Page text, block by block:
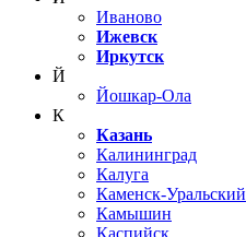
Иваново
Ижевск
Иркутск
Й
Йошкар-Ола
К
Казань
Калининград
Калуга
Каменск-Уральский
Камышин
Каспийск